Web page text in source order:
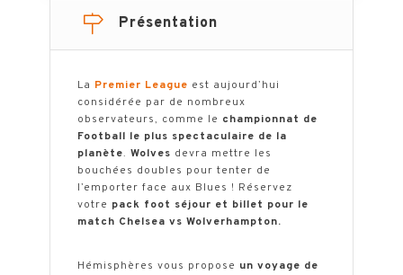
Présentation
La Premier League est aujourd’hui
considérée par de nombreux
observateurs, comme le championnat de
Football le plus spectaculaire de la
planète. Wolves devra mettre les
bouchées doubles pour tenter de
l’emporter face aux Blues ! Réservez
votre pack foot séjour et billet pour le
match Chelsea vs Wolverhampton.
Hémisphères vous propose un voyage de